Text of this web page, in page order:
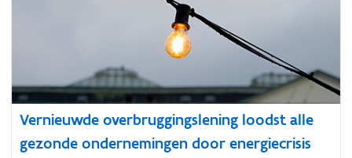
Vernieuwde overbruggingslening loodst alle
gezonde ondernemingen door energiecrisis